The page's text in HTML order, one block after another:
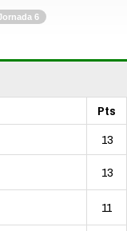
6
Pts
13
13
11